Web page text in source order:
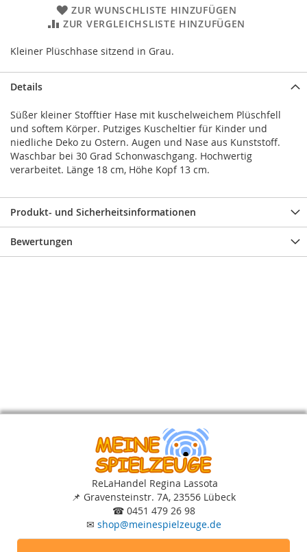
ZUR WUNSCHLISTE HINZUFÜGEN
ZUR VERGLEICHSLISTE HINZUFÜGEN
Kleiner Plüschhase sitzend in Grau.
Details
Süßer kleiner Stofftier Hase mit kuschelweichem Plüschfell
und softem Körper. Putziges Kuscheltier für Kinder und
niedliche Deko zu Ostern. Augen und Nase aus Kunststoff.
Waschbar bei 30 Grad Schonwaschgang. Hochwertig
verarbeitet. Länge 18 cm, Höhe Kopf 13 cm.
Produkt- und Sicherheitsinformationen
Bewertungen
ReLaHandel Regina Lassota
📌 Gravensteinstr. 7A, 23556 Lübeck
☎ 0451 479 26 98
✉ shop@meinespielzeuge.de